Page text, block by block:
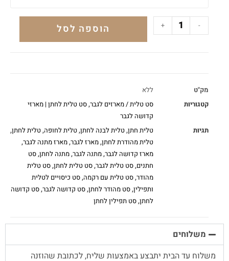
-
+ הוספה לסל
מק"ט
ללא
קטגוריות
סט טלית / מארזים לגבר,סט טלית לחתן | מארזי
קדושה לגבר
תגיות
טלית חתן,טלית לבנה לחתן,טלית לחופה,טלית לחתן,
טלית מהודרת לחתן,מארז לגבר,מארז מתנה לגבר,
מארז קדושה לגבר,מתנה לגבר,מתנה לחתן,סט
חתנים,סט טלית לגבר,סט טלית לחתן,סט טלית
מהודר,סט טלית עם רקמה,סט כיסויים לטלית
ותפילין,סט מהודר לחתן,סט קדושה לגבר,סט קדושה
לחתן,סט תפילין לחתן
משלוחים
משלוח עד הבית יתבצע באמצעות שליח, לכתובת שהוזנה